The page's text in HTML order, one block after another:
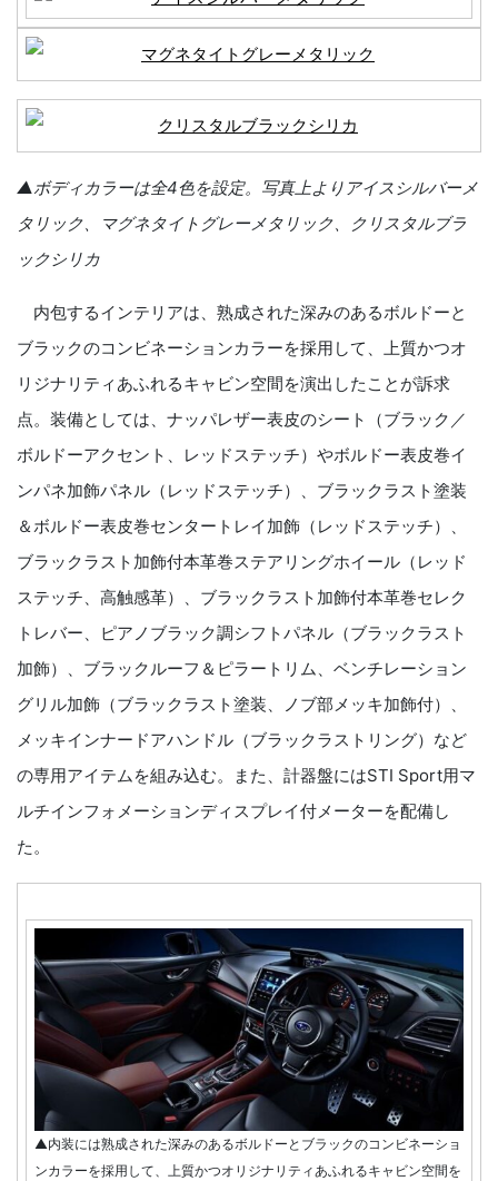
▲ボディカラーは全4色を設定。写真上よりアイスシルバーメ
タリック、マグネタイトグレーメタ リック、クリスタルブラ
ックシリカ
内包するインテリアは、熟成された深みのあるボルドーと
ブラックのコンビネーションカラーを採用して、上質かつオ
リジナリティあふれるキャビン空間を演出したことが訴求
点。装備としては、ナッパレザー表皮のシート（ブラック／
ボルドーアクセント、レッドステッチ）やボルドー表皮巻イ
ンパネ加飾パネル（レッドステッチ）、ブラックラスト塗装
＆ボルドー表皮巻センタートレイ加飾（レッドステッチ）、
ブラックラスト加飾付本革巻ステアリングホイール（レッド
ステッチ、高触感革）、ブラックラスト加飾付本革巻セレク
トレバー、ピアノブラック調シフトパネル（ブラックラスト
加飾）、ブラックルーフ＆ピラートリム、ベンチレーション
グリル加飾（ブラックラスト塗装、ノブ部メッキ加飾付）、
メッキインナードアハンドル（ブラックラストリング）など
の専用アイテムを組み込む。また、計器盤にはSTI Sport用マ
ルチインフォメーションディスプレイ付メーターを配備し
た。
▲内装には熟成された深みのあるボルドーとブラックのコンビネーショ
ンカラーを採用して、上質かつオリジナリティあふれるキャビン空間を